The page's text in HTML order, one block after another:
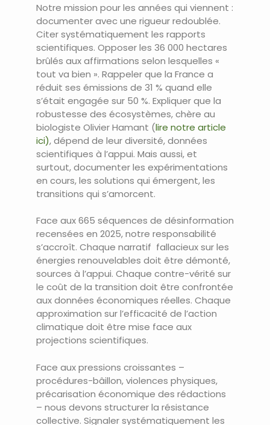
Notre mission pour les années qui viennent :
documenter avec une rigueur redoublée.
Citer systématiquement les rapports
scientifiques. Opposer les 36 000 hectares
brûlés aux affirmations selon lesquelles «
tout va bien ». Rappeler que la France a
réduit ses émissions de 31 % quand elle
s’était engagée sur 50 %. Expliquer que la
robustesse des écosystèmes, chère au
biologiste Olivier Hamant (lire notre article
ici), dépend de leur diversité, données
scientifiques à l’appui. Mais aussi, et
surtout, documenter les expérimentations
en cours, les solutions qui émergent, les
transitions qui s’amorcent.
Face aux 665 séquences de désinformation
recensées en 2025, notre responsabilité
s’accroît. Chaque narratif fallacieux sur les
énergies renouvelables doit être démonté,
sources à l’appui. Chaque contre-vérité sur
le coût de la transition doit être confrontée
aux données économiques réelles. Chaque
approximation sur l’efficacité de l’action
climatique doit être mise face aux
projections scientifiques.
Face aux pressions croissantes –
procédures-bâillon, violences physiques,
précarisation économique des rédactions
– nous devons structurer la résistance
collective. Signaler systématiquement les